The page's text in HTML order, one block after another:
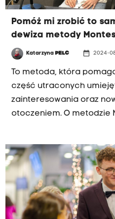
Pomóż mi zrobić to
dewiza metody
Katarzyna PELC date_range 2024-
To metoda, która
część utraconych
zainteresowania oraz
otoczeniem. O metodzie Montessori Senior dla
zbliżającej się
Moniką Stroińską
założycielką Centrum
Klaudią Fanselow,
środowisku domowym,